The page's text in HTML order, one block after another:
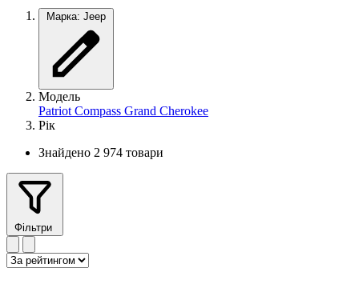
Марка: Jeep
Модель
PatriotCompass Grand Cherokee
Рік
Знайдено 2 974 товари
Фільтри